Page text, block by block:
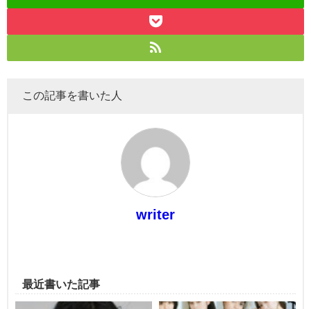
この記事を書いた人
writer
最近書いた記事